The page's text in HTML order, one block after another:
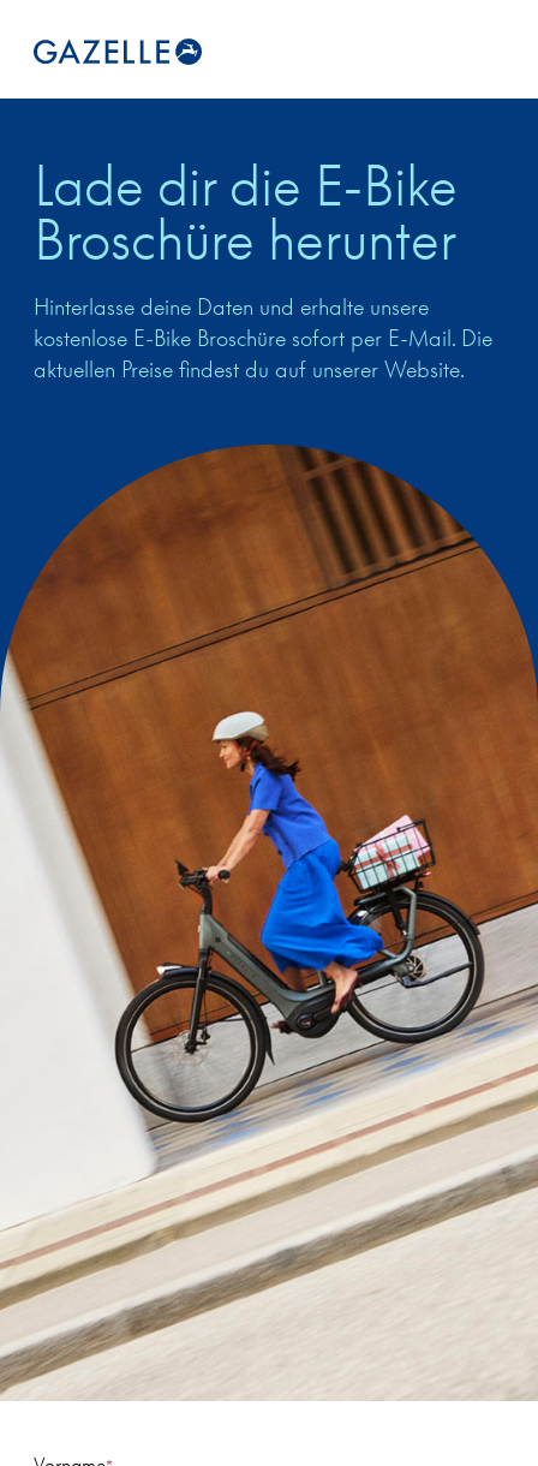
Lade dir die E-Bike
Broschüre herunter
Hinterlasse deine Daten und erhalte unsere
kostenlose E-Bike Broschüre sofort per E-Mail. Die
aktuellen Preise findest du auf unserer Website.